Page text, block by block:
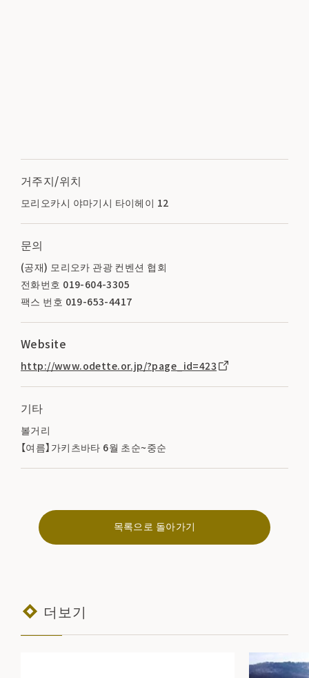
거주지/위치
모리오카시 야마기시 타이헤이 12
문의
(공재) 모리오카 관광 컨벤션 협회
전화번호 019-604-3305
팩스 번호 019-653-4417
Website
http://www.odette.or.jp/?page_id=423
기타
볼거리
【여름】가키츠바타 6월 초순~중순
목록으로 돌아가기
더보기